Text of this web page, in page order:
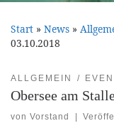
Start » News »
03.10.2018
ALLGEMEIN
Obersee am
von Vorstand